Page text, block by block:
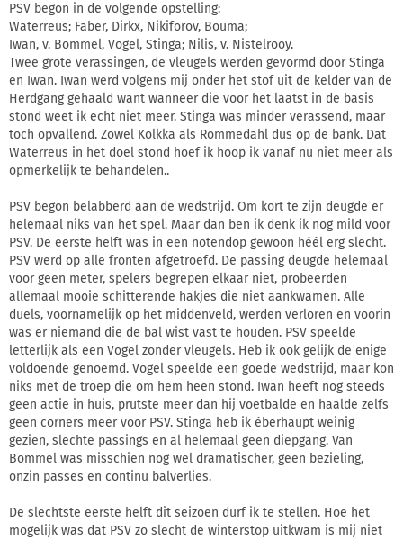
PSV begon in de volgende opstelling:
Waterreus; Faber, Dirkx, Nikiforov, Bouma;
Iwan, v. Bommel, Vogel, Stinga; Nilis, v. Nistelrooy.
Twee grote verassingen, de vleugels werden gevormd door Stinga
en Iwan. Iwan werd volgens mij onder het stof uit de kelder van de
Herdgang gehaald want wanneer die voor het laatst in de basis
stond weet ik echt niet meer. Stinga was minder verassend, maar
toch opvallend. Zowel Kolkka als Rommedahl dus op de bank. Dat
Waterreus in het doel stond hoef ik hoop ik vanaf nu niet meer als
opmerkelijk te behandelen..
PSV begon belabberd aan de wedstrijd. Om kort te zijn deugde er
helemaal niks van het spel. Maar dan ben ik denk ik nog mild voor
PSV. De eerste helft was in een notendop gewoon héél erg slecht.
PSV werd op alle fronten afgetroefd. De passing deugde helemaal
voor geen meter, spelers begrepen elkaar niet, probeerden
allemaal mooie schitterende hakjes die niet aankwamen. Alle
duels, voornamelijk op het middenveld, werden verloren en voorin
was er niemand die de bal wist vast te houden. PSV speelde
letterlijk als een Vogel zonder vleugels. Heb ik ook gelijk de enige
voldoende genoemd. Vogel speelde een goede wedstrijd, maar kon
niks met de troep die om hem heen stond. Iwan heeft nog steeds
geen actie in huis, prutste meer dan hij voetbalde en haalde zelfs
geen corners meer voor PSV. Stinga heb ik éberhaupt weinig
gezien, slechte passings en al helemaal geen diepgang. Van
Bommel was misschien nog wel dramatischer, geen bezieling,
onzin passes en continu balverlies.
De slechtste eerste helft dit seizoen durf ik te stellen. Hoe het
mogelijk was dat PSV zo slecht de winterstop uitkwam is mij niet